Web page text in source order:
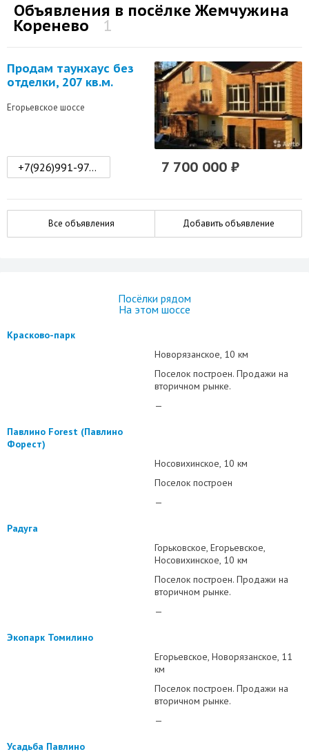
Объявления в посёлке Жемчужина
Коренево 1
Продам таунхаус без
отделки, 207 кв.м.
Егорьевское шоссе
+7(926)991-97-92 7 700 000 ₽
Все объявления Добавить объявление
Посёлки рядом
На этом шоссе
Красково-парк
Новорязанское 10 км
Поселок построен. Продажи на
вторичном рынке.
—
Павлино Forest (Павлино
Форест)
Носовихинское 10 км
Поселок построен
—
Радуга
Горьковское Егорьевское
Носовихинское 10 км
Поселок построен. Продажи на
вторичном рынке.
—
Экопарк Томилино
Егорьевское Новорязанское 11
км
Поселок построен. Продажи на
вторичном рынке.
—
Усадьба Павлино